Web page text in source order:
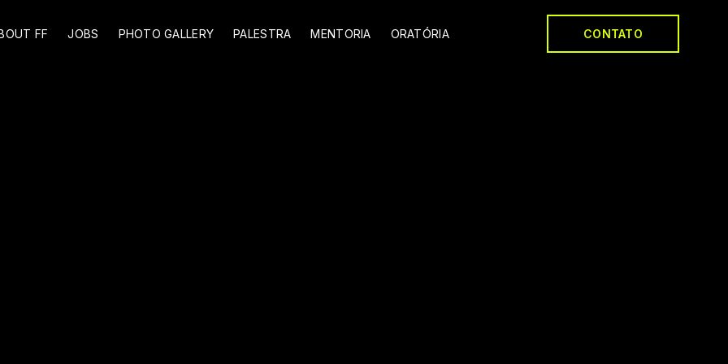
FF JOBS PHOTO GALLERY PALESTRA MENTORIA ORATÓRIA CONTATO